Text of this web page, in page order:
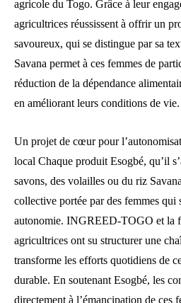
agricole du Togo. Grâce à leur
agricultrices réussissent à offrir un
savoureux, qui se distingue par sa
Savana permet à ces femmes de
réduction de la dépendance
en améliorant leurs conditions de vie.
Un projet de cœur pour
local Chaque produit Esogbé, qu’il
savons, des volailles ou du riz
collective portée par des femmes qui
autonomie. INGREED-TOGO et la
agricultrices ont su structurer une
transforme les efforts quotidiens de
durable. En soutenant Esogbé, les
directement à l’émancipation de ces